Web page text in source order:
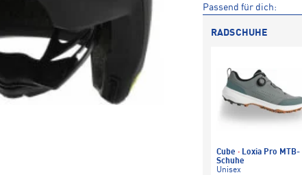
Passend für dich:
RADSCHUHE
Cube · Loxia Pro MTB-
Schuhe
Unisex